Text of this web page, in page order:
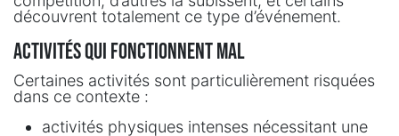
découvrent totalement ce type d’événement.
Activités qui fonctionnent mal
Certaines activités sont particulièrement risquées
dans ce contexte :
activités physiques intenses nécessitant une